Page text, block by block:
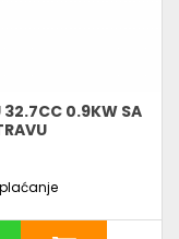
32.7CC 0.9KW SA